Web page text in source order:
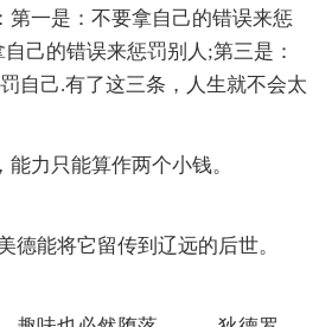
第一是：不要拿自己的错误来惩
己的错误来惩罚别人;第三是：
自己.有了这三条，人生就不会太
能力只能算作两个小钱。
德能将它留传到辽远的后世。